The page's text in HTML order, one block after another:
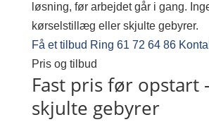
løsning, før arbejdet går i gang.
kørselstillæg eller skjulte gebyrer.
Få et tilbud Ring 61 72 64 86
Pris og tilbud
Fast pris før opstart
skjulte gebyrer